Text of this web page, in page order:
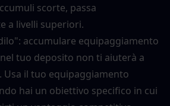
scorte, passa
a livelli superiori.
accumulare equipaggiamento
tuo deposito non ti aiuterà a
Usa il tuo equipaggiamento
hai un obiettivo specifico in cui